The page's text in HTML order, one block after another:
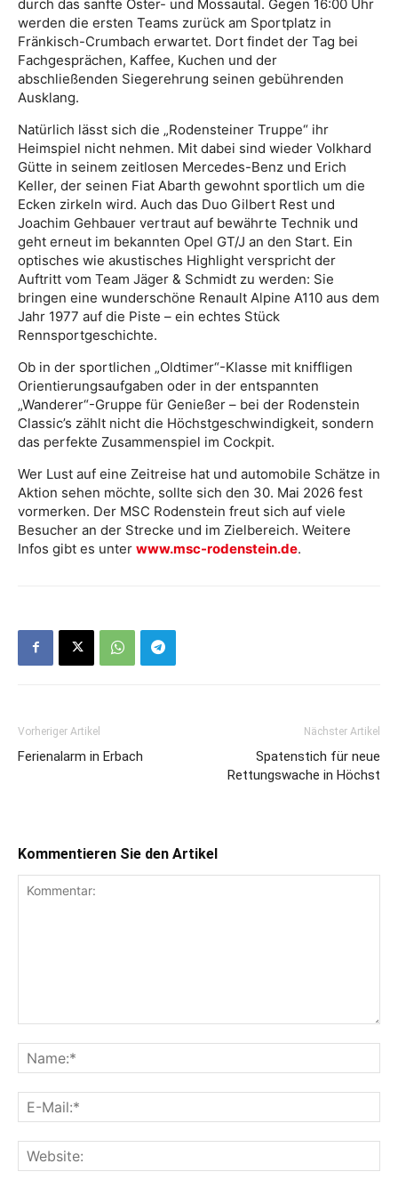
durch das sanfte Oster- und Mossautal. Gegen 16:00 Uhr
werden die ersten Teams zurück am Sportplatz in
Fränkisch-Crumbach erwartet. Dort findet der Tag bei
Fachgesprächen, Kaffee, Kuchen und der
abschließenden Siegerehrung seinen gebührenden
Ausklang.
Natürlich lässt sich die „Rodensteiner Truppe“ ihr
Heimspiel nicht nehmen. Mit dabei sind wieder Volkhard
Gütte in seinem zeitlosen Mercedes-Benz und Erich
Keller, der seinen Fiat Abarth gewohnt sportlich um die
Ecken zirkeln wird. Auch das Duo Gilbert Rest und
Joachim Gehbauer vertraut auf bewährte Technik und
geht erneut im bekannten Opel GT/J an den Start. Ein
optisches wie akustisches Highlight verspricht der
Auftritt vom Team Jäger & Schmidt zu werden: Sie
bringen eine wunderschöne Renault Alpine A110 aus dem
Jahr 1977 auf die Piste – ein echtes Stück
Rennsportgeschichte.
Ob in der sportlichen „Oldtimer“-Klasse mit kniffligen
Orientierungsaufgaben oder in der entspannten
„Wanderer“-Gruppe für Genießer – bei der Rodenstein
Classic’s zählt nicht die Höchstgeschwindigkeit, sondern
das perfekte Zusammenspiel im Cockpit.
Wer Lust auf eine Zeitreise hat und automobile Schätze in
Aktion sehen möchte, sollte sich den 30. Mai 2026 fest
vormerken. Der MSC Rodenstein freut sich auf viele
Besucher an der Strecke und im Zielbereich. Weitere
Infos gibt es unter www.msc-rodenstein.de.
Vorheriger Artikel
Ferienalarm in Erbach
Nächster Artikel
Spatenstich für neue
Rettungswache in Höchst
Kommentieren Sie den Artikel